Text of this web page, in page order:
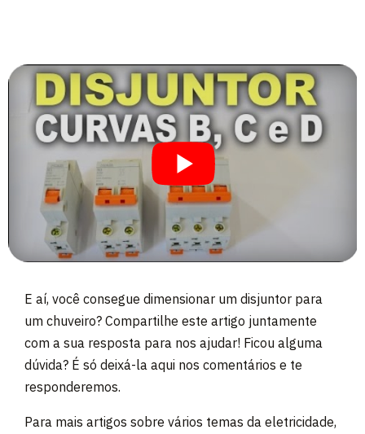
E aí, você consegue dimensionar um disjuntor para
um chuveiro? Compartilhe este artigo juntamente
com a sua resposta para nos ajudar! Ficou alguma
dúvida? É só deixá-la aqui nos comentários e te
responderemos.
Para mais artigos sobre vários temas da eletricidade,